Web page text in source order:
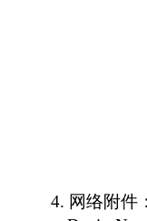
4. 网络附件：